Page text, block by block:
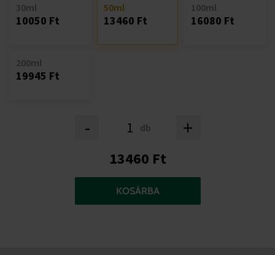
- db +
30ml
10050 Ft
50ml
13460 Ft
100ml
16080 Ft
200ml
19945 Ft
13460 Ft
KOSÁRBA